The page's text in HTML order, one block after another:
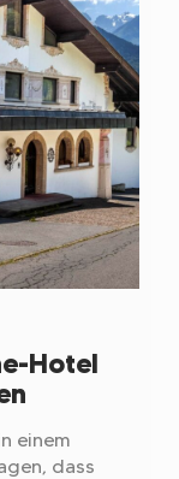
Hotel
einem
dass